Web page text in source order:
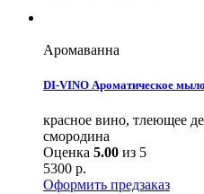
Аромаванна
DI-VINO Ароматическое
красное вино, тлеющее
смородина
Оценка 5.00 из 5
5300 р.
Оформить предзаказ